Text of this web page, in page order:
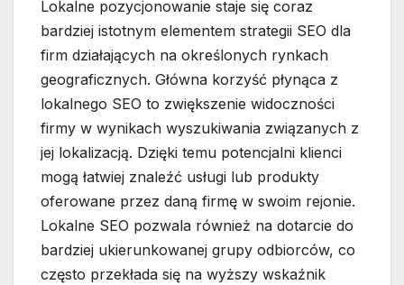
Lokalne pozycjonowanie staje się coraz
bardziej istotnym elementem strategii SEO dla
firm działających na określonych rynkach
geograficznych. Główna korzyść płynąca z
lokalnego SEO to zwiększenie widoczności
firmy w wynikach wyszukiwania związanych z
jej lokalizacją. Dzięki temu potencjalni klienci
mogą łatwiej znaleźć usługi lub produkty
oferowane przez daną firmę w swoim rejonie.
Lokalne SEO pozwala również na dotarcie do
bardziej ukierunkowanej grupy odbiorców, co
często przekłada się na wyższy wskaźnik